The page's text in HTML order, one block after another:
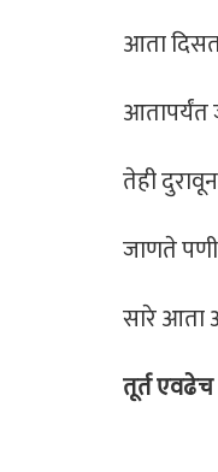
आता
तेही
जाणते
सारे
तूर्त